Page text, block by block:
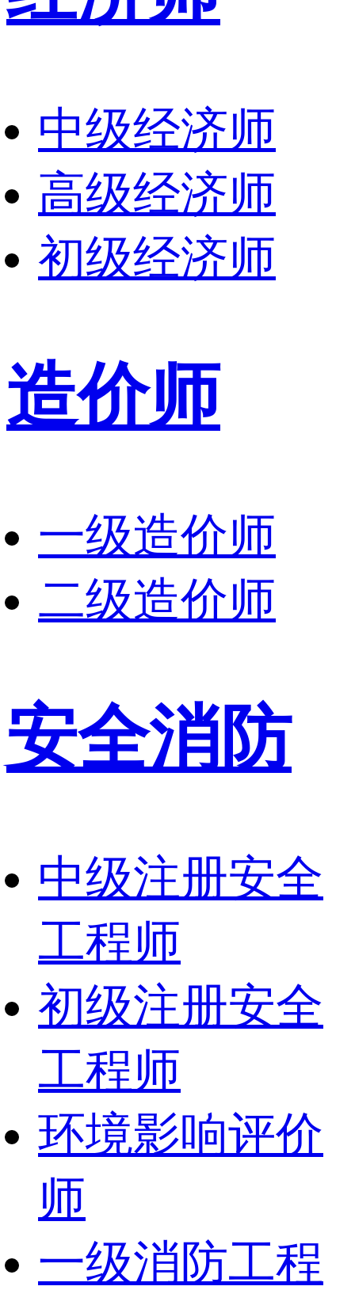
中级经济师
高级经济师
初级经济师
造价师
一级造价师
二级造价师
安全消防
中级注册安全
工程师
初级注册安全
工程师
环境影响评价
师
一级消防工程